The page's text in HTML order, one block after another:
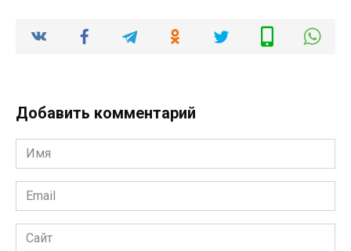
Добавить комментарий
Имя
*
Email
*
Сайт